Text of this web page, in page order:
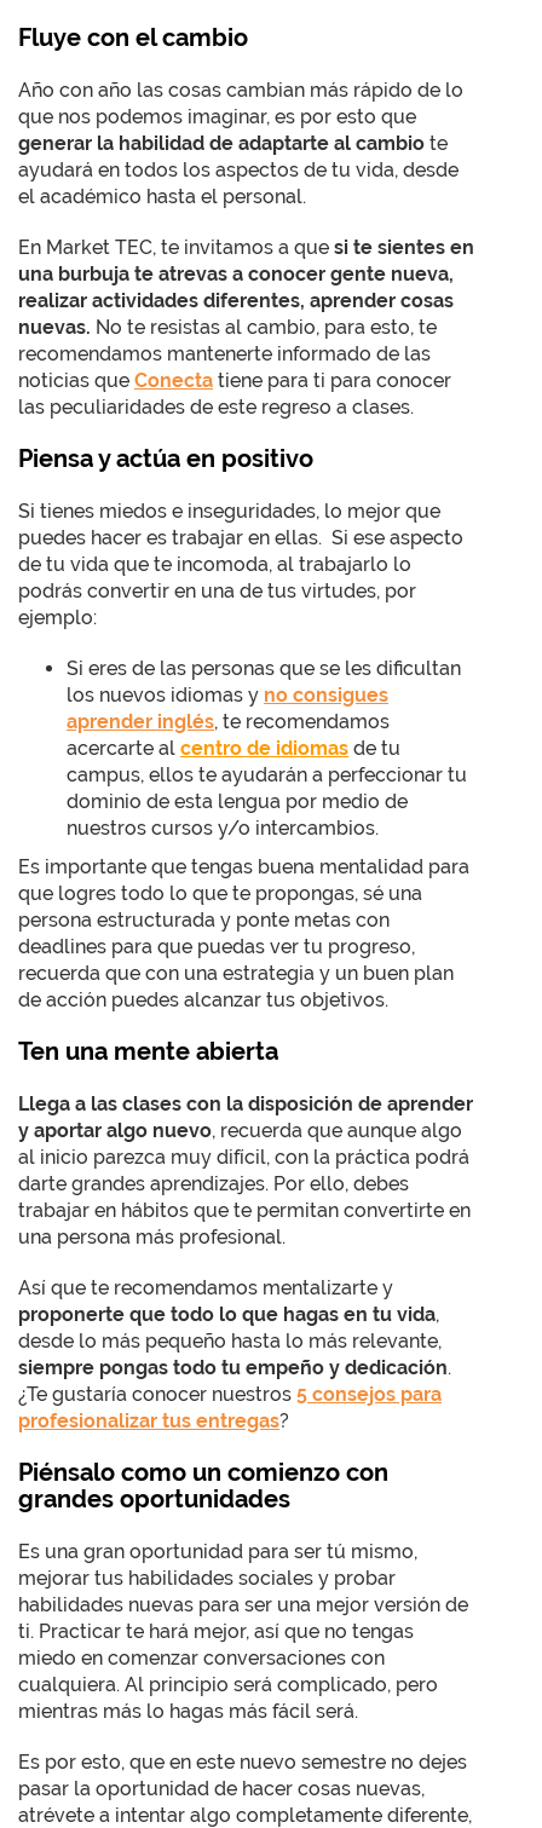
Fluye con el cambio
Año con año las cosas cambian más rápido de lo
que nos podemos imaginar, es por esto que
generar la habilidad de adaptarte al cambio te
ayudará en todos los aspectos de tu vida, desde
el académico hasta el personal.
En Market TEC, te invitamos a que si te sientes en
una burbuja te atrevas a conocer gente nueva,
realizar actividades diferentes, aprender cosas
nuevas. No te resistas al cambio, para esto, te
recomendamos mantenerte informado de las
noticias que Conecta tiene para ti para conocer
las peculiaridades de este regreso a clases.
Piensa y actúa en positivo
Si tienes miedos e inseguridades, lo mejor que
puedes hacer es trabajar en ellas. Si ese aspecto
de tu vida que te incomoda, al trabajarlo lo
podrás convertir en una de tus virtudes, por
ejemplo:
Si eres de las personas que se les dificultan
los nuevos idiomas y no consigues
aprender inglés, te recomendamos
acercarte al centro de idiomas de tu
campus, ellos te ayudarán a perfeccionar tu
dominio de esta lengua por medio de
nuestros cursos y/o intercambios.
Es importante que tengas buena mentalidad para
que logres todo lo que te propongas, sé una
persona estructurada y ponte metas con
deadlines para que puedas ver tu progreso,
recuerda que con una estrategia y un buen plan
de acción puedes alcanzar tus objetivos.
Ten una mente abierta
Llega a las clases con la disposición de aprender
y aportar algo nuevo, recuerda que aunque algo
al inicio parezca muy difícil, con la práctica podrá
darte grandes aprendizajes. Por ello, debes
trabajar en hábitos que te permitan convertirte en
una persona más profesional.
Así que te recomendamos mentalizarte y
proponerte que todo lo que hagas en tu vida,
desde lo más pequeño hasta lo más relevante,
siempre pongas todo tu empeño y dedicación.
¿Te gustaría conocer nuestros 5 consejos para
profesionalizar tus entregas?
Piénsalo como un comienzo con
grandes oportunidades
Es una gran oportunidad para ser tú mismo,
mejorar tus habilidades sociales y probar
habilidades nuevas para ser una mejor versión de
ti. Practicar te hará mejor, así que no tengas
miedo en comenzar conversaciones con
cualquiera. Al principio será complicado, pero
mientras más lo hagas más fácil será.
Es por esto, que en este nuevo semestre no dejes
pasar la oportunidad de hacer cosas nuevas,
atrévete a intentar algo completamente diferente,